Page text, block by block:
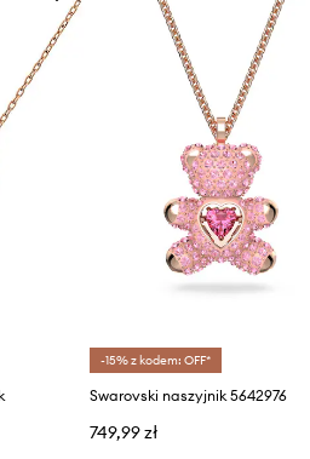
-15% z kodem: OFF*
Swarovski naszyjnik 5642976
749,99 zł